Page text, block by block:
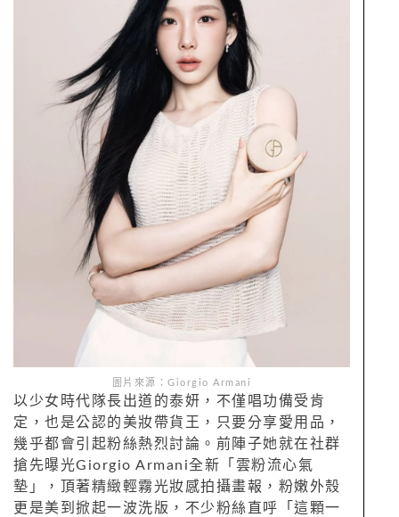
圖片來源：Giorgio Armani
以少女時代隊長出道的泰妍，不僅唱功備受肯
定，也是公認的美妝帶貨王，只要分享愛用品，
幾乎都會引起粉絲熱烈討論。前陣子她就在社群
搶先曝光Giorgio Armani全新「雲粉流心氣
墊」，頂著精緻輕霧光妝感拍攝畫報，粉嫩外殼
更是美到掀起一波洗版，不少粉絲直呼「這顆一